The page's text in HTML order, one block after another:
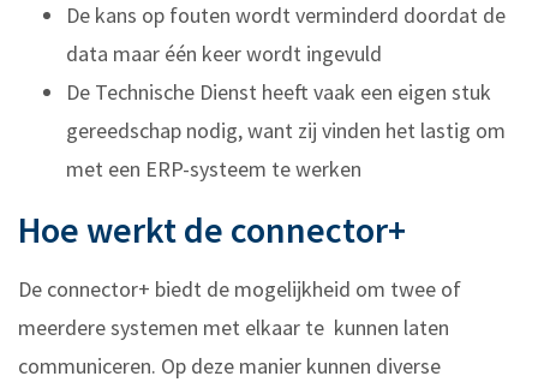
De kans op fouten wordt verminderd doordat de
data maar één keer wordt ingevuld
De Technische Dienst heeft vaak een eigen stuk
gereedschap nodig, want zij vinden het lastig om
met een ERP-systeem te werken
Hoe werkt de connector+
De connector+ biedt de mogelijkheid om twee of
meerdere systemen met elkaar te kunnen laten
communiceren. Op deze manier kunnen diverse